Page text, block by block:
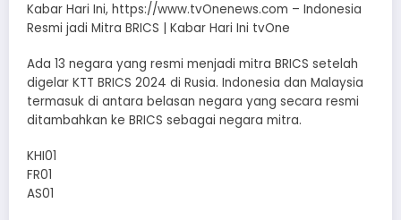
Kabar Hari Ini, https://www.tvOnenews.com – Indonesia
Resmi jadi Mitra BRICS | Kabar Hari Ini tvOne
Ada 13 negara yang resmi menjadi mitra BRICS setelah
digelar KTT BRICS 2024 di Rusia. Indonesia dan Malaysia
termasuk di antara belasan negara yang secara resmi
ditambahkan ke BRICS sebagai negara mitra.
KHI01
FR01
AS01